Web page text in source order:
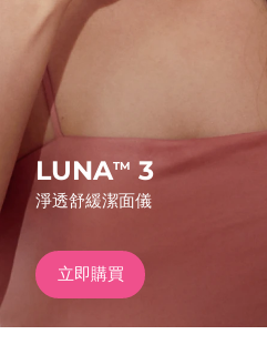
LUNATM 3
淨透舒緩潔面儀
立即購買
熱門產品
特別優惠
紅光療法
西班牙
澳洲
法國
德國
加拿大